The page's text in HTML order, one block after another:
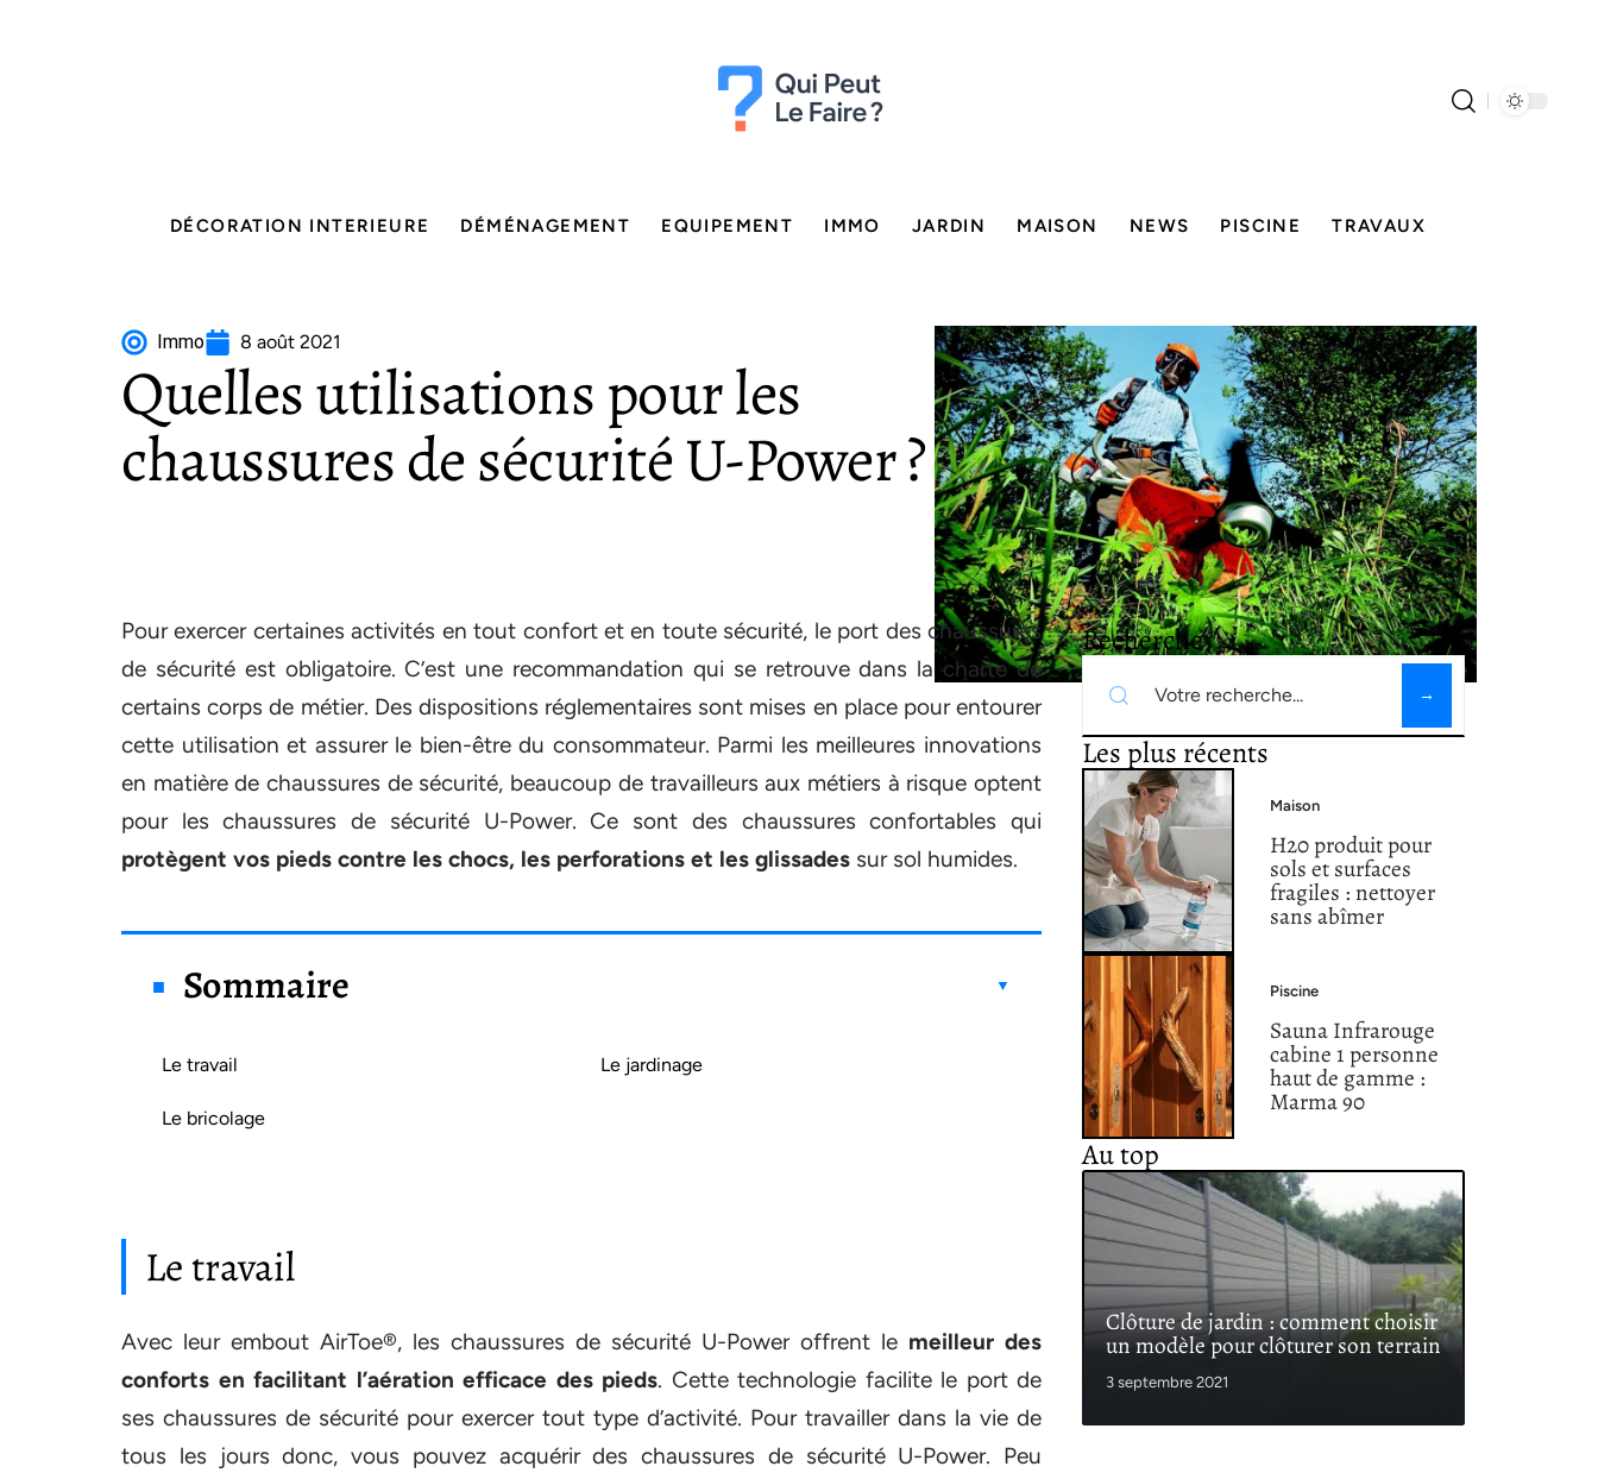
DÉCORATION INTERIEURE DÉMÉNAGEMENT EQUIPEMENT IMMO JARDIN MAISON NEWS PISCINE TRAVAUX
Immo 8 août 2021
Quelles utilisations pour les
chaussures de sécurité U-Power ?
Pour exercer certaines activités en tout confort et en toute sécurité, le port des chaussures
de sécurité est obligatoire. C’est une recommandation qui se retrouve dans la charte de
certains corps de métier. Des dispositions réglementaires sont mises en place pour entourer
cette utilisation et assurer le bien-être du consommateur. Parmi les meilleures innovations
en matière de chaussures de sécurité, beaucoup de travailleurs aux métiers à risque optent
pour les chaussures de sécurité U-Power. Ce sont des chaussures confortables qui
protègent vos pieds contre les chocs, les perforations et les glissades sur sol humides.
Sommaire
Le travail
Le bricolage
Le jardinage
Le travail
Avec leur embout AirToe®, les chaussures de sécurité U-Power offrent le meilleur des
conforts en facilitant l’aération efficace des pieds. Cette technologie facilite le port de
ses chaussures de sécurité pour exercer tout type d’activité. Pour travailler dans la vie de
tous les jours donc, vous pouvez acquérir des chaussures de sécurité U-Power. Peu
Recherche
Les plus récents
Maison
H20 produit pour
sols et surfaces
fragiles : nettoyer
sans abîmer
Piscine
Sauna Infrarouge
cabine 1 personne
haut de gamme :
Marma 90
Au top
Clôture de jardin : comment choisir
un modèle pour clôturer son terrain
3 septembre 2021